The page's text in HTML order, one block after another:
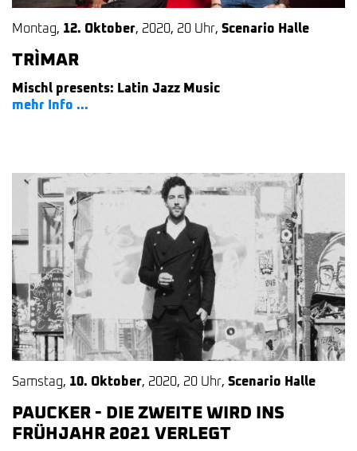
Montag, 12. Oktober, 2020, 20 Uhr, Scenario Halle
TRÌMAR
Mischl presents: Latin Jazz Music
mehr Info ...
Samstag, 10. Oktober, 2020, 20 Uhr, Scenario Halle
PAUCKER - DIE ZWEITE WIRD INS
FRÜHJAHR 2021 VERLEGT